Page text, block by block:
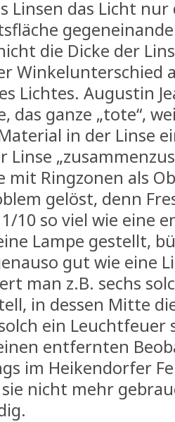
Linsen das Licht
die Dicke der
Winkelunterschied
Lichtes. Augustin
das ganze „tote“,
in der Linse
Linse
mit Ringzonen als
gelöst, denn
10 so viel wie eine
Lampe gestellt,
gut wie eine
man z.B. sechs
in dessen Mitte
ein Leuchtfeuer
entfernten
im Heikendorfer
nicht mehr